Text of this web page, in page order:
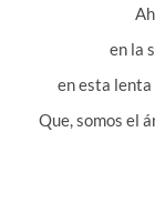
en la
en esta
Que, somos el